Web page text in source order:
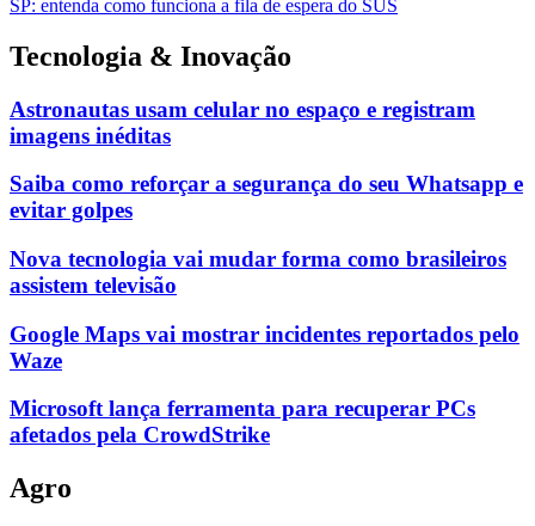
Tecnologia & Inovação
Astronautas usam celular no espaço e registram
imagens inéditas
Saiba como reforçar a segurança do seu Whatsapp e
evitar golpes
Nova tecnologia vai mudar forma como brasileiros
assistem televisão
Google Maps vai mostrar incidentes reportados pelo
Waze
Microsoft lança ferramenta para recuperar PCs
afetados pela CrowdStrike
Agro